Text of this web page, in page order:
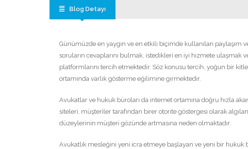
Blog Detayı
Günümüzde en yaygın ve en etkili biçimde kullanılan paylaşım
soruların cevaplarını bulmak, istedikleri en iyi hizmete ulaşmak
platformlarını tercih etmektedir. Söz konusu tercih, yoğun bir
ortamında varlık gösterme eğilimine girmektedir.
Avukatlar ve hukuk büroları da internet ortamına doğru hızla
siteleri, müşteriler tarafından birer otorite göstergesi olarak
düzeylerinin müşteri gözünde artmasına neden olmaktadır.
Avukatlık mesleğini yeni icra etmeye başlayan ve yeni bir